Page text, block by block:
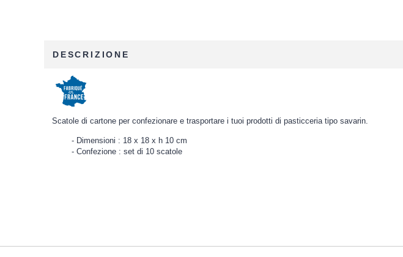
DESCRIZIONE
Scatole di cartone per confezionare e trasportare i tuoi prodotti di pasticceria tipo savarin.
Dimensioni : 18 x 18 x h 10 cm
Confezione : set di 10 scatole